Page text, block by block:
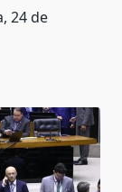
24 de